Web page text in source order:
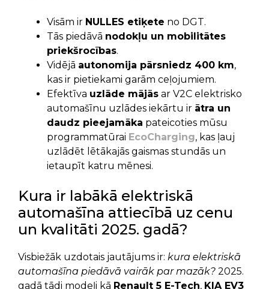
Visām ir NULLES etiķete no DGT.
Tās piedāvā nodokļu un mobilitātes
priekšrocības.
Vidējā autonomija pārsniedz 400 km,
kas ir pietiekami garām ceļojumiem.
Efektīva uzlāde mājās ar V2C elektrisko
automašīnu uzlādes iekārtu ir ātra un
daudz pieejamāka pateicoties mūsu
programmatūrai EcoCharging, kas ļauj
uzlādēt lētākajās gaismas stundās un
ietaupīt katru mēnesi.
Kura ir labākā elektriskā
automašīna attiecībā uz cenu
un kvalitāti 2025. gadā?
Visbiežāk uzdotais jautājums ir: kura elektriskā
automašīna piedāvā vairāk par mazāk? 2025.
gadā tādi modeļi kā Renault 5 E-Tech, KIA EV3